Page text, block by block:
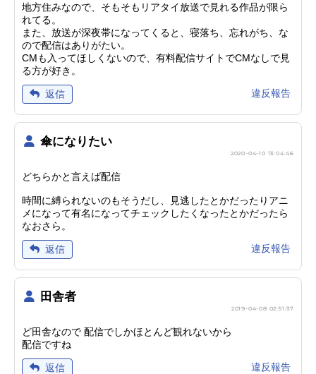
地方住みなので、そもそもリアタイ放送で見れる作品が限ら
れてる。
また、放送が深夜帯になってくると、寝落ち、忘れがち、な
ので配信はありがたい。
CMも入ってほしくないので、有料配信サイトでCMなしで見
る方が好き。
返信 違反報告
傘になりたい
2020-04-10 13:04:46
どちらかと言えば配信
時間に縛られないのもそうだし、見逃したとかだったりアニ
メになって有名になってチェックしたくなったとかだったら
なおさら。
返信 違反報告
田舎者
2019-04-08 02:51:37
ど田舎なので 配信でしかほとんど観れないから
配信ですね
返信 違反報告